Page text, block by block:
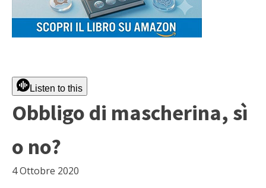
Listen to this
Obbligo di mascherina, sì
o no?
4 Ottobre 2020